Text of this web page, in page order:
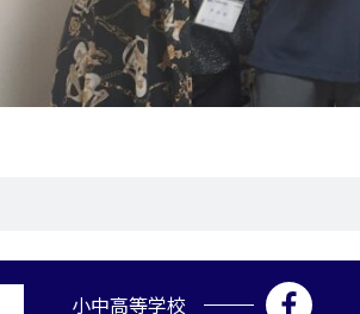
小中高等学校